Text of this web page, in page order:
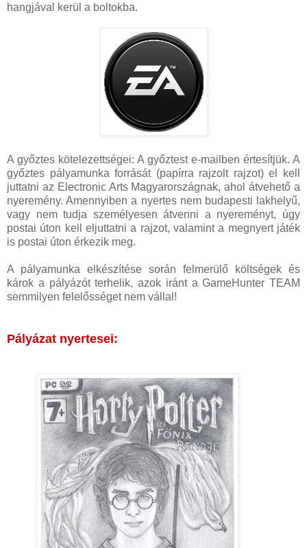
hangjával kerül a boltokba.
A győztes kötelezettségei: A győztest e-mailben értesítjük. A
győztes pályamunka forrását (papírra rajzolt rajzot) el kell
juttatni az Electronic Arts Magyarországnak, ahol átvehető a
nyeremény. Amennyiben a nyertes nem budapesti lakhelyű,
vagy nem tudja személyesen átvenni a nyereményt, úgy
postai úton kell eljuttatni a rajzot, valamint a megnyert játék
is postai úton érkezik meg.
A pályamunka elkészítése során felmerülő költségek és
károk a pályázót terhelik, azok iránt a GameHunter TEAM
semmilyen felelősséget nem vállal!
Pályázat nyertesei: